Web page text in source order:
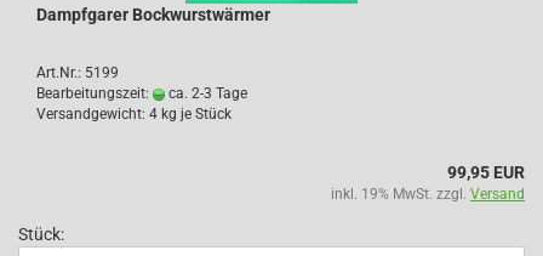
Dampfgarer Bockwurstwärmer
Art.Nr.: 5199
Bearbeitungszeit:
ca. 2-3 Tage
Versandgewicht: 4 kg je Stück
99,95 EUR
inkl. 19% MwSt. zzgl. Versand
Stück: